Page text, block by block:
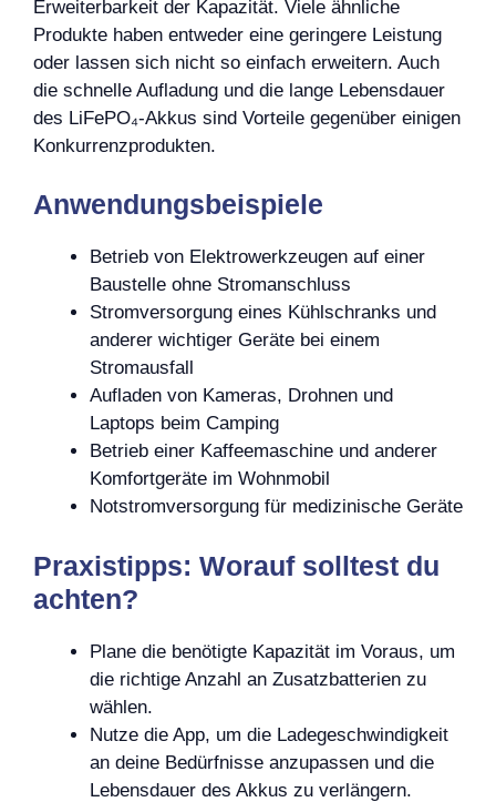
Erweiterbarkeit der Kapazität. Viele ähnliche
Produkte haben entweder eine geringere Leistung
oder lassen sich nicht so einfach erweitern. Auch
die schnelle Aufladung und die lange Lebensdauer
des LiFePO₄-Akkus sind Vorteile gegenüber einigen
Konkurrenzprodukten.
Anwendungsbeispiele
Betrieb von Elektrowerkzeugen auf einer
Baustelle ohne Stromanschluss
Stromversorgung eines Kühlschranks und
anderer wichtiger Geräte bei einem
Stromausfall
Aufladen von Kameras, Drohnen und
Laptops beim Camping
Betrieb einer Kaffeemaschine und anderer
Komfortgeräte im Wohnmobil
Notstromversorgung für medizinische Geräte
Praxistipps: Worauf solltest du
achten?
Plane die benötigte Kapazität im Voraus, um
die richtige Anzahl an Zusatzbatterien zu
wählen.
Nutze die App, um die Ladegeschwindigkeit
an deine Bedürfnisse anzupassen und die
Lebensdauer des Akkus zu verlängern.